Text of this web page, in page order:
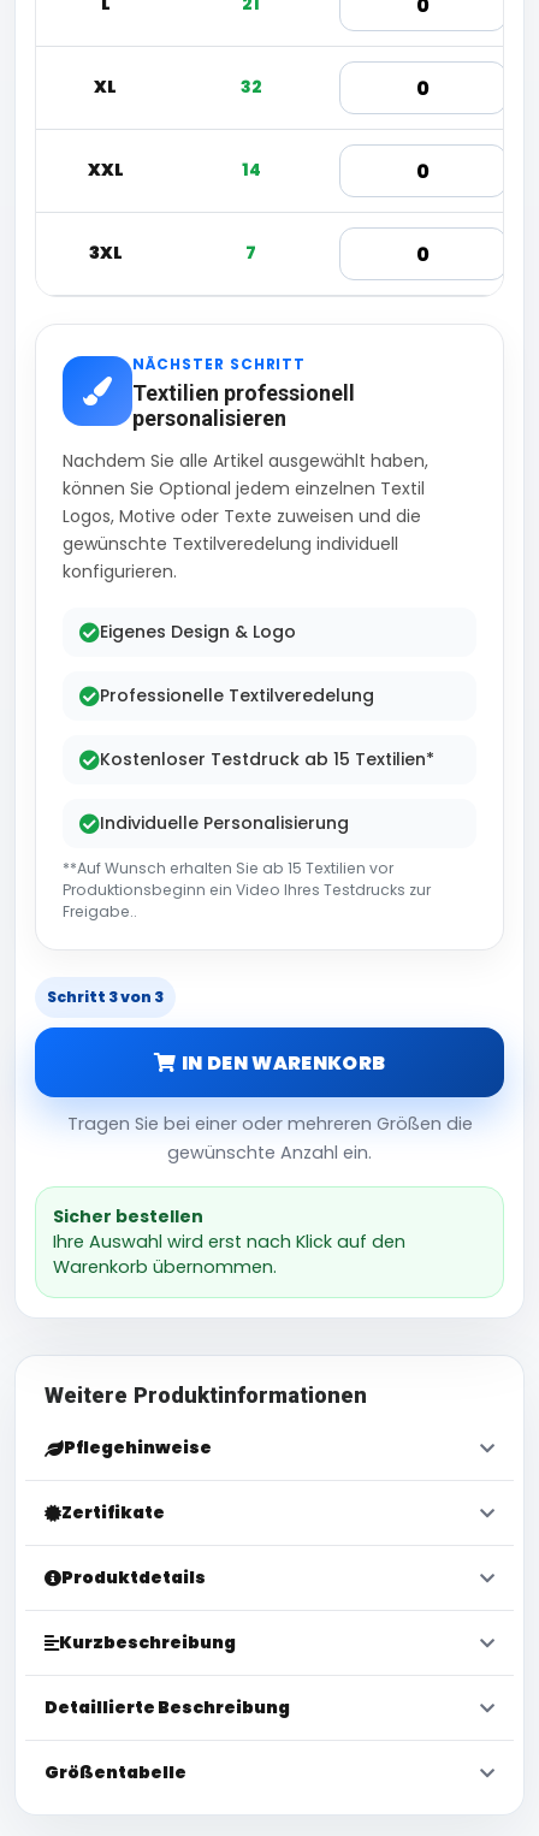
XL 32
XXL 14
3XL 7
NÄCHSTER SCHRITT
Textilien professionell
personalisieren
Nachdem Sie alle Artikel ausgewählt haben,
können Sie Optional jedem einzelnen Textil
Logos, Motive oder Texte zuweisen und die
gewünschte Textilveredelung individuell
konfigurieren.
Eigenes Design & Logo
Professionelle Textilveredelung
Kostenloser Testdruck ab 15 Textilien*
Individuelle Personalisierung
**Auf Wunsch erhalten Sie ab 15 Textilien vor
Produktionsbeginn ein Video Ihres Testdrucks zur
Freigabe..
Schritt 3 von 3
IN DEN WARENKORB
Tragen Sie bei einer oder mehreren Größen die
gewünschte Anzahl ein.
Sicher bestellen
Ihre Auswahl wird erst nach Klick auf den
Warenkorb übernommen.
Weitere Produktinformationen
Pflegehinweise
Zertifikate
Produktdetails
Kurzbeschreibung
Detaillierte Beschreibung
Größentabelle